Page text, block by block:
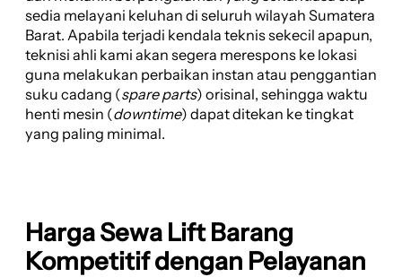
sedia melayani keluhan di seluruh wilayah Sumatera
Barat. Apabila terjadi kendala teknis sekecil apapun,
teknisi ahli kami akan segera merespons ke lokasi
guna melakukan perbaikan instan atau penggantian
suku cadang (spare parts) orisinal, sehingga waktu
henti mesin (downtime) dapat ditekan ke tingkat
yang paling minimal.
Harga Sewa Lift Barang
Kompetitif dengan Pelayanan